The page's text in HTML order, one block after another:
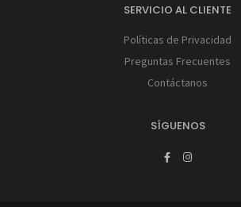
SERVICIO AL CLIENTE
Políticas de Privacidad
Preguntas Frecuentes
Contáctanos
SÍGUENOS